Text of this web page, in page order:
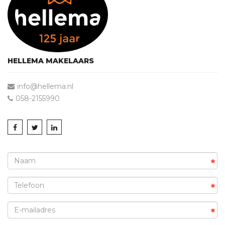
omliggende economische centra. Via de nabijgelegen
uitvalswegen zijn plaatsen als Franeker, Harlingen en
Leeuwarden goed bereikbaar. Ook de verbindingen richting
de Afsluitdijk en de Randstad maken deze locatie
aantrekkelijk voor bedrijven met regionale en landelijke
activiteiten.
opgezet bedrijventerrein en een gunstige logistieke positie
binnen Noord-Nederland.
De industriële bestemming maakt het perceel geschikt
locatie interessante perspectieven voor ondernemers,
investeerders en ontwikkelaars die op zoek zijn naar een
veelzijdig object met toekomstpotentie.
De combinatie van een groot perceel, een omvangrijk
bedrijfsgebouw en een functionele bedrijfsbestemming
creëert een breed scala aan gebruiksmogelijkheden.
HELLEMA MAKELAARS
info@hellema.nl
058-2155990
*
*
*